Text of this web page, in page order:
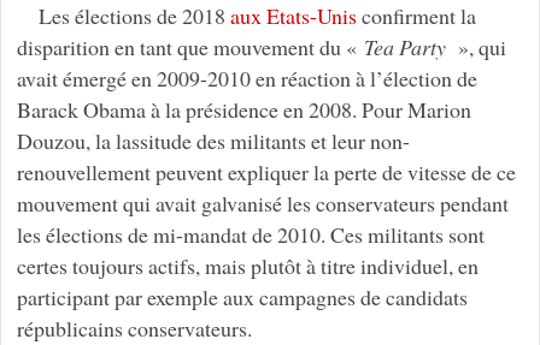
Les élections de 2018 aux Etats-Unisconfirment la
disparition en tant que mouvement du « Tea Party », qui
avait émergé en 2009-2010 en réaction à l’élection de
Barack Obama à la présidence en 2008. Pour Marion
Douzou, la lassitude des militants et leur non-
renouvellement peuvent expliquer la perte de vitesse de ce
mouvement qui avait galvanisé les conservateurs pendant
les élections de mi-mandat de 2010. Ces militants sont
certes toujours actifs, mais plutôt à titre individuel, en
participant par exemple aux campagnes de candidats
républicains conservateurs.